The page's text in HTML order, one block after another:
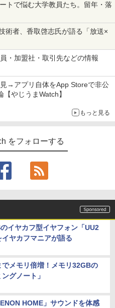
トで悩む大学教員たち。留年・落
術者、香取啓志氏が語る「放送×
・加盟社・取引先などの情報
→アプリ自体をApp Storeで非公
やじうまWatch】
もっと見る
をフォローする
イヤカフ型イヤフォン「UU2
ヤカフマニアが語る
でメモリ倍増！メモリ32GBの
グノート」
HOME」サウンドを体感